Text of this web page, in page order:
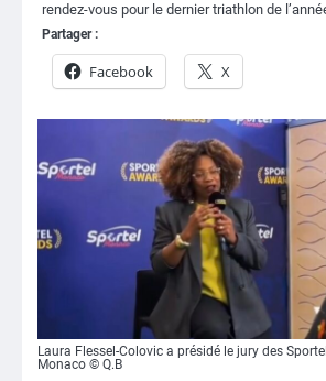
rendez-vous pour le dernier triathlon de
Partager :
Facebook X
Laura Flessel-Colovic a présidé le jury des
Monaco © Q.B